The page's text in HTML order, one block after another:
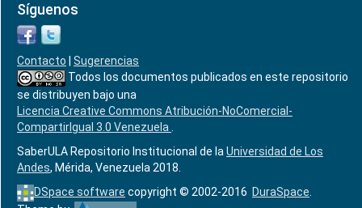
Síguenos
Contacto
Sugerencias
Todos los documentos publicados en este repositorio
se distribuyen bajo una
Licencia Creative Commons Atribución-NoComercial-
CompartirIgual 3.0 Venezuela
SaberULA Repositorio Institucional de la Universidad de Los
Andes, Mérida, Venezuela 2018.
DSpace software copyright © 2002-2016 DuraSpace